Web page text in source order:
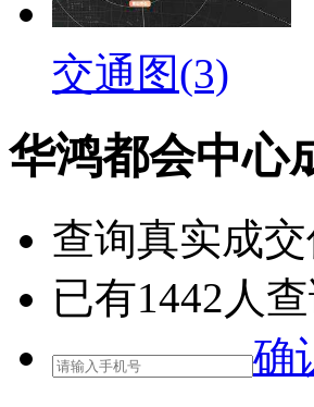
交通图(3)
华鸿都会中心
查询真实成
已有1442 人
确